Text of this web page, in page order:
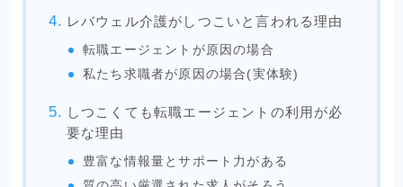
レバウェル介護がしつこいと言われる理由
転職エージェントが原因の場合
私たち求職者が原因の場合(実体験)
しつこくても転職エージェントの利用が必
要な理由
豊富な情報量とサポート力がある